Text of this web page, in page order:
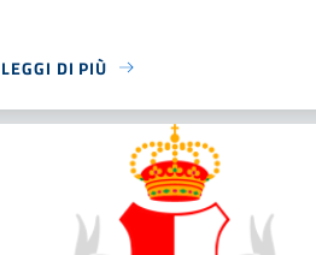
LEGGI DI PIÙ